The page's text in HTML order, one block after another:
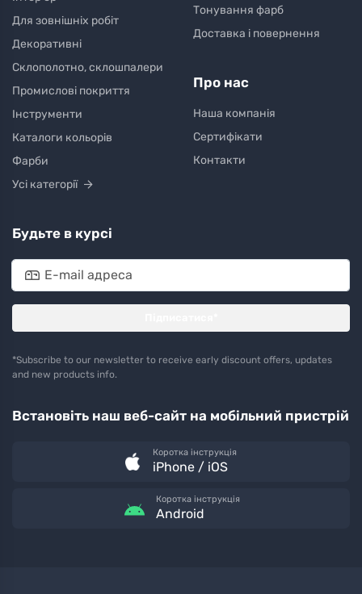
Для зовнішніх робіт
Декоративні
Склополотно, склошпалери
Промислові покриття
Інструменти
Каталоги кольорів
Фарби
Усі категорії
Тонування фарб
Доставка і повернення
Про нас
Наша компанія
Сертифікати
Контакти
Будьте в курсі
*Subscribe to our newsletter to receive early discount offers, updates
and new products info.
Встановіть наш веб-сайт на мобільний пристрій
Коротка інструкція
iPhone / iOS
Коротка інструкція
Android